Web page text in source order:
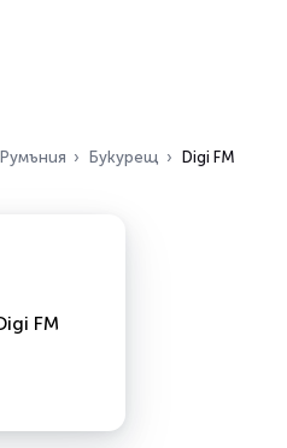
Румъния Букурещ Digi FM